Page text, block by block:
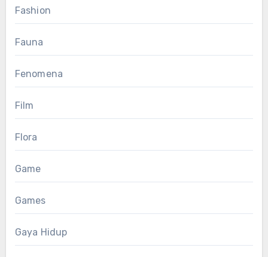
Fashion
Fauna
Fenomena
Film
Flora
Game
Games
Gaya Hidup